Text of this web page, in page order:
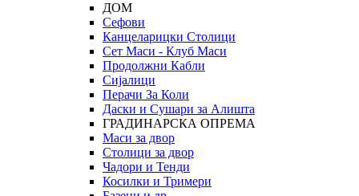
ДОМ
Сефови
Канцеларицки Столици
Сет Маси - Клуб Маси
Продолжни Кабли
Сијалици
Перачи За Коли
Даски и Сушари за Алишта
ГРАДИНАРСКА ОПРЕМА
Маси за двор
Столици за двор
Чадори и Тенди
Косилки и Тримери